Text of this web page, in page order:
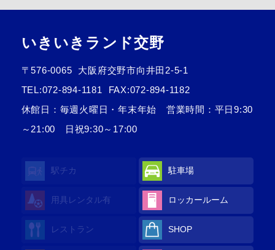
いきいきランド交野
〒576-0065
大阪府交野市向井田2-5-1
TEL:072-894-1181
FAX:072-894-1182
休館日：毎週火曜日・年末年始 営業時間：平日9:30
～21:00 日祝9:30～17:00
駅チカ 駐車場
用具レンタル有 ロッカールーム
レストラン SHOP